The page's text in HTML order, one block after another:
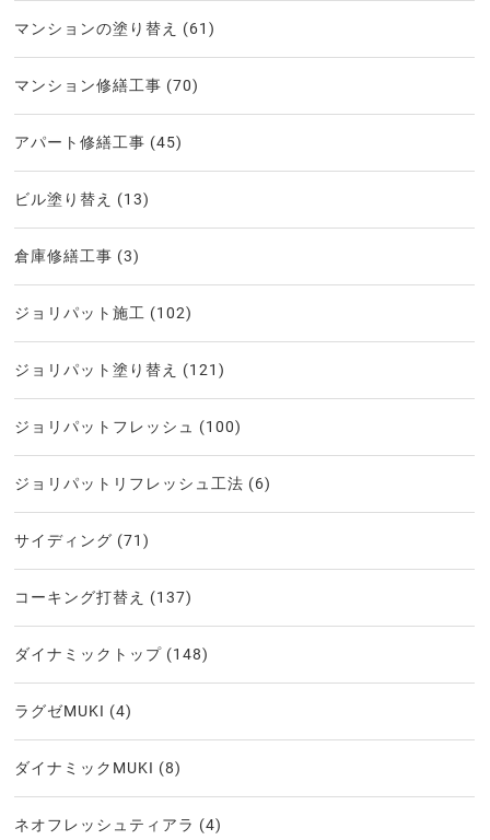
マンションの塗り替え (61)
マンション修繕工事 (70)
アパート修繕工事 (45)
ビル塗り替え (13)
倉庫修繕工事 (3)
ジョリパット施工 (102)
ジョリパット塗り替え (121)
ジョリパットフレッシュ (100)
ジョリパットリフレッシュ工法 (6)
サイディング (71)
コーキング打替え (137)
ダイナミックトップ (148)
ラグゼMUKI (4)
ダイナミックMUKI (8)
ネオフレッシュティアラ (4)